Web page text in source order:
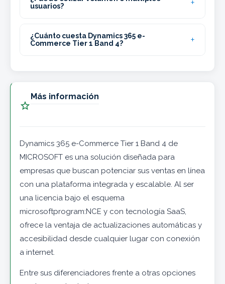
usuarios?
¿Cuánto cuesta Dynamics 365 e-
Commerce Tier 1 Band 4?

Más información
Dynamics 365 e-Commerce Tier 1 Band 4 de
MICROSOFT es una solución diseñada para
empresas que buscan potenciar sus ventas en línea
con una plataforma integrada y escalable. Al ser
una licencia bajo el esquema
microsoftprogram:NCE y con tecnología SaaS,
ofrece la ventaja de actualizaciones automáticas y
accesibilidad desde cualquier lugar con conexión
a internet.
Entre sus diferenciadores frente a otras opciones